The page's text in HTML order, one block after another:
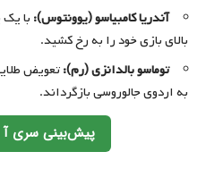
آندریا کامبیاسو (یوونتوس): با
بالای بازی خود را به رخ کشید.
توماسو بالدانزی (رم):تعویض
به اردوی جالوروسی بازگرداند.
پیش‌بینی سری آ